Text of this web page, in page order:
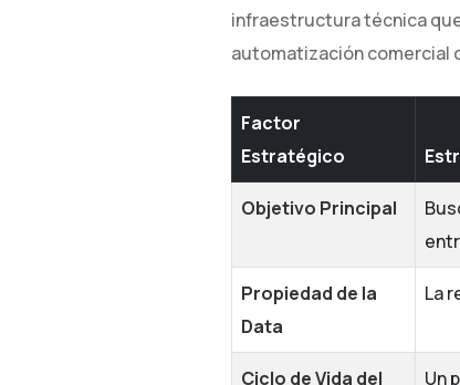
infraestructura técnica
automatización comercial
Factor
Estratégico
Objetivo Principal
Propiedad de la
Data
La
Ciclo de Vida del Un